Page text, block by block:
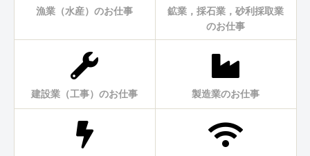
漁業（水産）のお仕事
鉱業，採石業，砂利採取業
のお仕事
建設業（工事）のお仕事 製造業のお仕事